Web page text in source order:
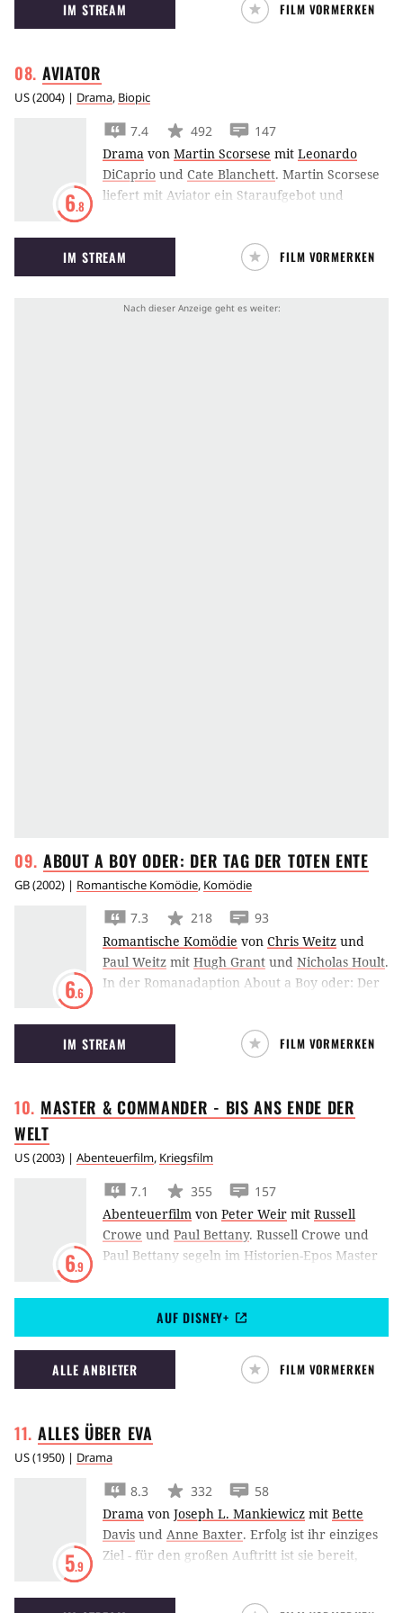
Darseller.
IM STREAM FILM VORMERKEN
AVIATOR
US(2004) | Drama, Biopic
6.8
7.4 492
147
Drama von Martin Scorsese mit Leonardo
DiCaprio und Cate Blanchett. Martin Scorsese
liefert mit Aviator ein Staraufgebot und
Filmemachers und Flugzeugpioniers Howard
Hughes mit Leonardo DiCaprio in der
Hauptrolle.
IM STREAM FILM VORMERKEN
ABOUT A BOY ODER: DER TAG DER TOTEN ENTE
GB(2002) | Romantische Komödie, Komödie
6.6
7.3 218
93
Romantische Komödie von Chris Weitz und
Paul Weitz mit Hugh Grant und Nicholas Hoult.
In der Romanadaption About a Boy oder: Der
oberflächlicher Hugh Grant den jungen
Nicholas Hoult kennen.
IM STREAM FILM VORMERKEN
MASTER & COMMANDER - BIS ANS ENDE DER
WELT
US(2003) | Abenteuerfilm, Kriegsfilm
6.9
7.1 355
157
Abenteuerfilm von Peter Weir mit Russell
Crowe und Paul Bettany. Russell Crowe und
Paul Bettany segeln im Historien-Epos Master
unbezwingbaren Feind die Stirn zu bieten.
AUF DISNEY+
ALLE ANBIETER FILM VORMERKEN
ALLES ÜBER EVA
US(1950) | Drama
5.9
8.3 332
58
Drama von Joseph L. Mankiewicz mit Bette
Davis und Anne Baxter. Erfolg ist ihr einziges
Ziel - für den großen Auftritt ist sie bereit,
Produzenten, Autoren, Schauspieler-Kollegen